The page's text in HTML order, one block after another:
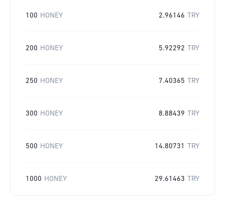
100 HONEY 2.96146 TRY
200 HONEY 5.92292 TRY
250 HONEY 7.40365 TRY
300 HONEY 8.88439 TRY
500 HONEY 14.80731 TRY
1000 HONEY 29.61463 TRY